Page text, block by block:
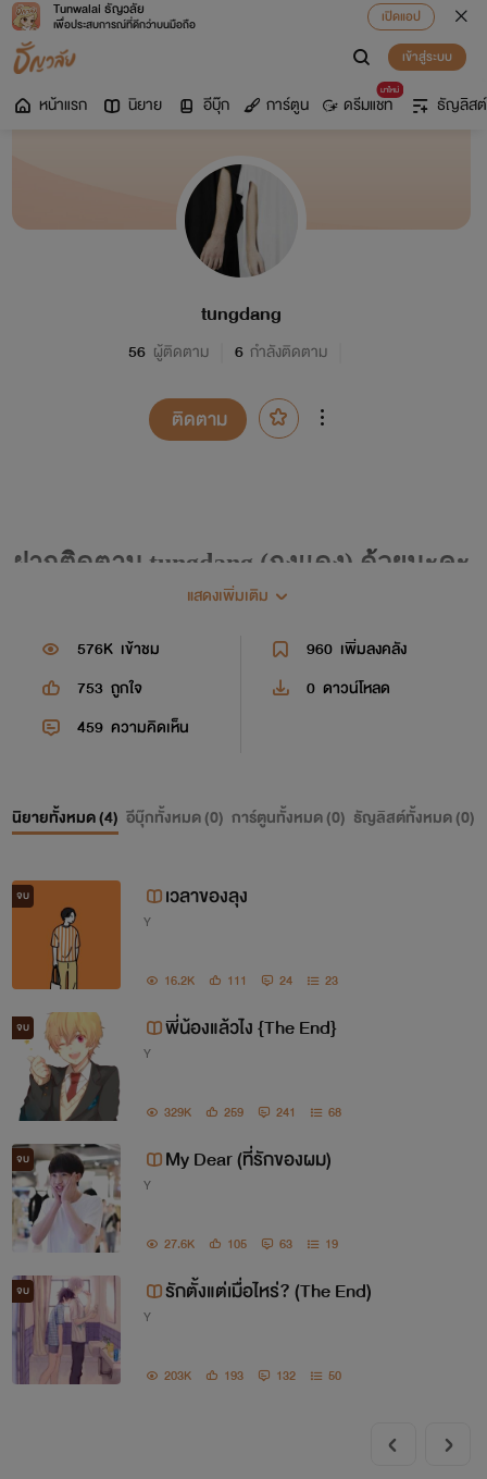
Tunwalai ธัญวลัย
เพื่อประสบการณ์ที่ดีกว่าบนมือถือ
เปิดแอป
เข้าสู่ระบบ
หน้าแรก นิยาย อีบุ๊ก การ์ตูน
มาใหม่
ดรีมแชท ธัญลิสต์
tungdang
56 ผู้ติดตาม 6 กำลังติดตาม
ติดตาม
ฝากติดตาม tungdang (ถุงแดง) ด้วยนะคะ
ติ ชม กันได้ค่ะ หรือจะให้กำลังด้วยการ
เม้นก็ไม่ว่ากันน้า
แสดงเพิ่มเติม
576K เข้าชม 960 เพิ่มลงคลัง
753 ถูกใจ 0 ดาวน์โหลด
459 ความคิดเห็น
นิยายทั้งหมด (4) อีบุ๊กทั้งหมด (0) การ์ตูนทั้งหมด (0) ธัญลิสต์ทั้งหมด (0)
จบ เวลาของลุง
Y
16.2K 111 24 23
จบ พี่น้องแล้วไง {The End}
Y
329K 259 241 68
จบ My Dear (ที่รักของผม)
Y
27.6K 105 63 19
จบ รักตั้งแต่เมื่อไหร่? (The End)
Y
203K 193 132 50